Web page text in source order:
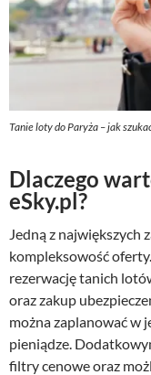
Tanie loty do Paryża – jak
Dlaczego
eSky.pl?
Jedną z największych
kompleksowość
rezerwację tanich
oraz zakup
można zaplanować w
pieniądze.
filtry cenowe oraz